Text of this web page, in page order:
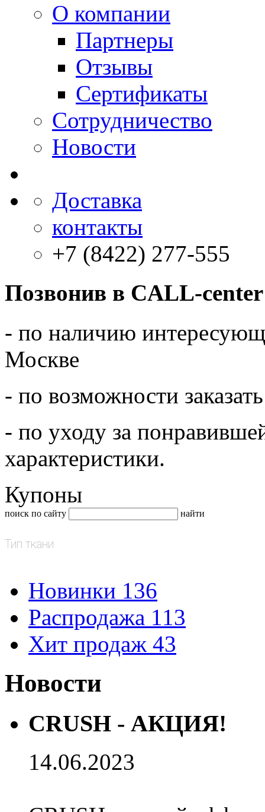
О компании
Партнеры
Отзывы
Сертификаты
Сотрудничество
Новости
Доставка
контакты
+7 (8422) 277-555
Позвонив в CALL-
- по наличию
Москве
- по возможности
- по уходу за
характеристики.
Купоны
поиск по сайту найти
Тип ткани
Новинки 136
Распродажа 113
Хит продаж 43
Новости
CRUSH - АКЦИЯ!
14.06.2023